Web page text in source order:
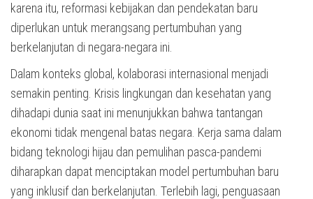
karena itu, reformasi kebijakan dan pendekatan baru
diperlukan untuk merangsang pertumbuhan yang
berkelanjutan di negara-negara ini.
Dalam konteks global, kolaborasi internasional menjadi
semakin penting. Krisis lingkungan dan kesehatan yang
dihadapi dunia saat ini menunjukkan bahwa tantangan
ekonomi tidak mengenal batas negara. Kerja sama dalam
bidang teknologi hijau dan pemulihan pasca-pandemi
diharapkan dapat menciptakan model pertumbuhan baru
yang inklusif dan berkelanjutan. Terlebih lagi, penguasaan